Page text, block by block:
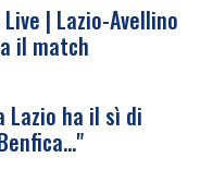
| Lazio-Avellino
il match
Lazio ha il sì di